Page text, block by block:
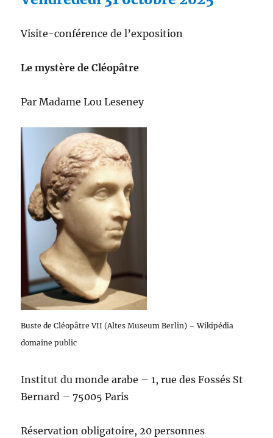
Visite-conférence de l’exposition
Le mystère de Cléopâtre
Par Madame Lou Leseney
Buste de Cléopâtre VII (Altes Museum Berlin) – Wikipédia
domaine public
Institut du monde arabe – 1, rue des Fossés St
Bernard – 75005 Paris
Réservation obligatoire, 20 personnes